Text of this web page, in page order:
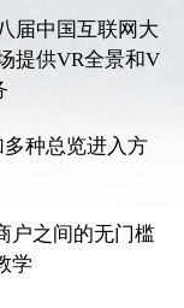
届中国互联网大
提供VR全景和V
种总览进入方
户之间的无门槛
学